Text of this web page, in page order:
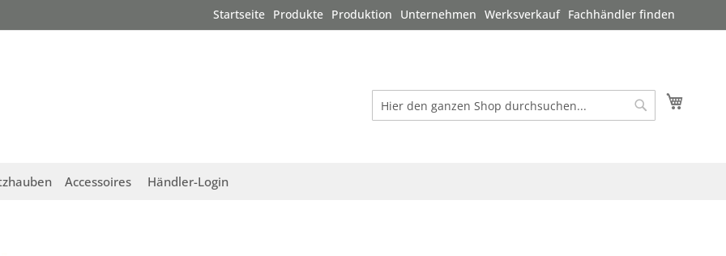
Startseite Produkte Produktion Unternehmen Werksverkauf Fachhändler finden
Suche
Suche
Accessoires Händler-Login